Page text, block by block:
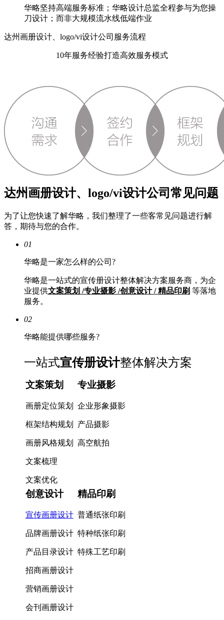
华略坚持高端服务标准；华略设计总监全程参与为您操
刀设计；而非大规模流水线低端作业
达州画册设计、logo/vi设计公司服务流程
10年服务经验打造高效服务模式
达州画册设计、logo/vi设计公司常见问题
为了让您快速了解华略，我们整理了一些客常见问题进行解
答，期待与您的合作。
01
华略是一家怎么样的公司?
华略是一站式的宣传册设计整体解决方案服务商，为企
业提供文案策划 /专业摄影 /创意设计 / 精品印刷 等落地
服务。
02
华略能提供哪些服务?
一站式宣传册设计整体解决方案
文案策划
画册定位策划
框架结构规划
画册风格规划
文案梳理
文案优化
专业摄影
企业形象摄影
产品摄影
高空航拍
创意设计
宣传画册设计
品牌画册设计
产品目录设计
招商画册设计
营销画册设计
会刊画册设计
精品印刷
普通纸张印刷
特种纸张印刷
特殊工艺印刷